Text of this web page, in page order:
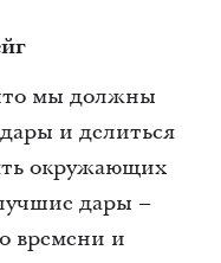
мы должны
и делиться
окружающих
дары –
времени и